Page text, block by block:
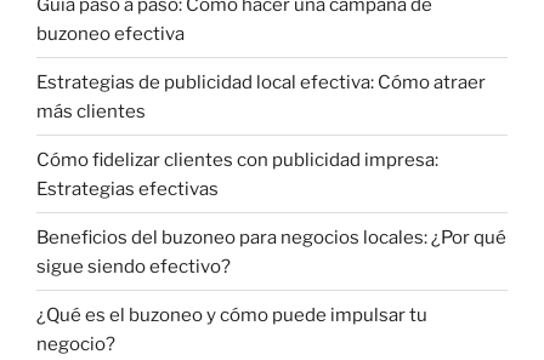
Guía paso a paso: Cómo hacer una campaña de
buzoneo efectiva
Estrategias de publicidad local efectiva: Cómo atraer
más clientes
Cómo fidelizar clientes con publicidad impresa:
Estrategias efectivas
Beneficios del buzoneo para negocios locales: ¿Por qué
sigue siendo efectivo?
¿Qué es el buzoneo y cómo puede impulsar tu
negocio?